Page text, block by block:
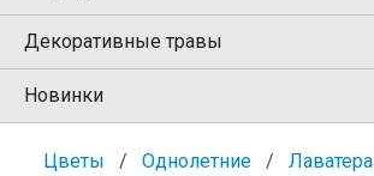
Декоративные травы
Новинки
Цветы Однолетние Лаватера